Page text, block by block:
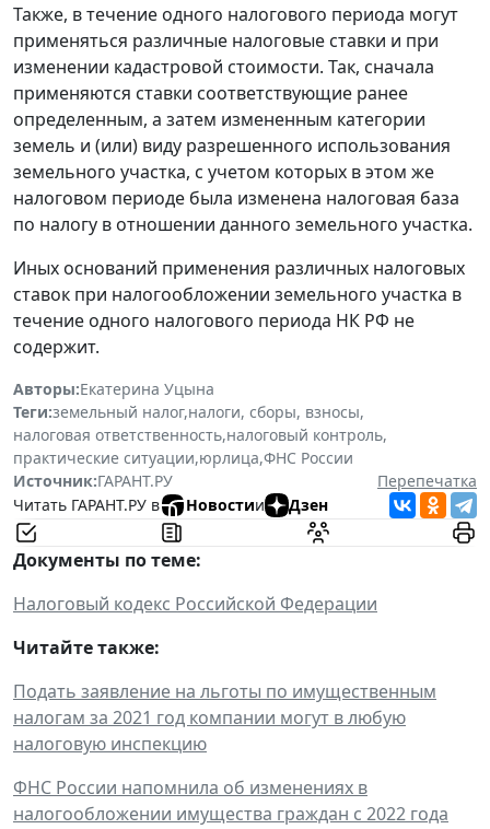
Также, в течение одного налогового периода могут
применяться различные налоговые ставки и при
изменении кадастровой стоимости. Так, сначала
применяются ставки соответствующие ранее
определенным, а затем измененным категории
земель и (или) виду разрешенного использования
земельного участка, с учетом которых в этом же
налоговом периоде была изменена налоговая база
по налогу в отношении данного земельного участка.
Иных оснований применения различных налоговых
ставок при налогообложении земельного участка в
течение одного налогового периода НК РФ не
содержит.
Авторы:Екатерина Уцына
Теги:земельный налог,налоги, сборы, взносы,
налоговая ответственность,налоговый контроль,
практические ситуации,юрлица,ФНС России
Источник:ГАРАНТ.РУ
Перепечатка
Читать ГАРАНТ.РУ в
Новостии Дзен
Документы по теме:
Налоговый кодекс Российской Федерации
Читайте также:
Подать заявление на льготы по имущественным
налогам за 2021 год компании могут в любую
налоговую инспекцию
ФНС России напомнила об изменениях в
налогообложении имущества граждан с 2022 года